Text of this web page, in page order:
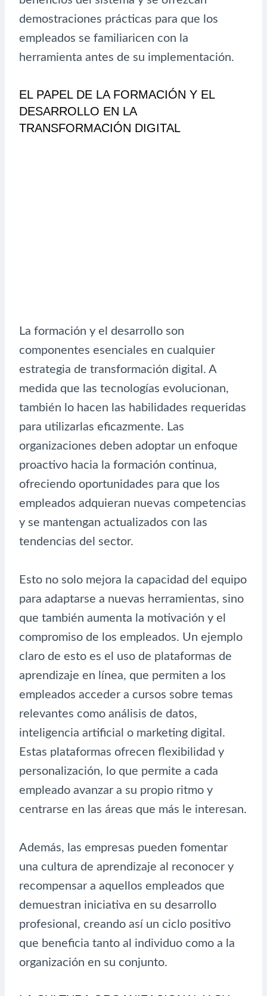
demostraciones prácticas para que los
empleados se familiaricen con la
herramienta antes de su implementación.
EL PAPEL DE LA FORMACIÓN Y EL
DESARROLLO EN LA
TRANSFORMACIÓN DIGITAL
La formación y el desarrollo son
componentes esenciales en cualquier
estrategia de transformación digital. A
medida que las tecnologías evolucionan,
también lo hacen las habilidades requeridas
para utilizarlas eficazmente. Las
organizaciones deben adoptar un enfoque
proactivo hacia la formación continua,
ofreciendo oportunidades para que los
empleados adquieran nuevas competencias
y se mantengan actualizados con las
tendencias del sector.
Esto no solo mejora la capacidad del equipo
para adaptarse a nuevas herramientas, sino
que también aumenta la motivación y el
compromiso de los empleados. Un ejemplo
claro de esto es el uso de plataformas de
aprendizaje en línea, que permiten a los
empleados acceder a cursos sobre temas
relevantes como análisis de datos,
inteligencia artificial o marketing digital.
Estas plataformas ofrecen flexibilidad y
personalización, lo que permite a cada
empleado avanzar a su propio ritmo y
centrarse en las áreas que más le interesan.
Además, las empresas pueden fomentar
una cultura de aprendizaje al reconocer y
recompensar a aquellos empleados que
demuestran iniciativa en su desarrollo
profesional, creando así un ciclo positivo
que beneficia tanto al individuo como a la
organización en su conjunto.